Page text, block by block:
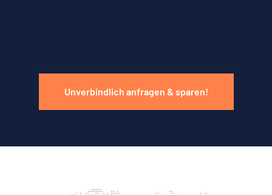
Unverbindlich anfragen & sparen!